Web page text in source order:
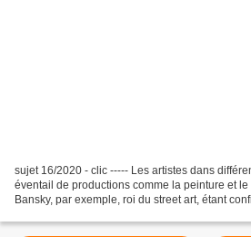
sujet 16/2020 - clic ----- Les artistes dans
éventail de productions comme la peinture et le
Bansky, par exemple, roi du street art, étant